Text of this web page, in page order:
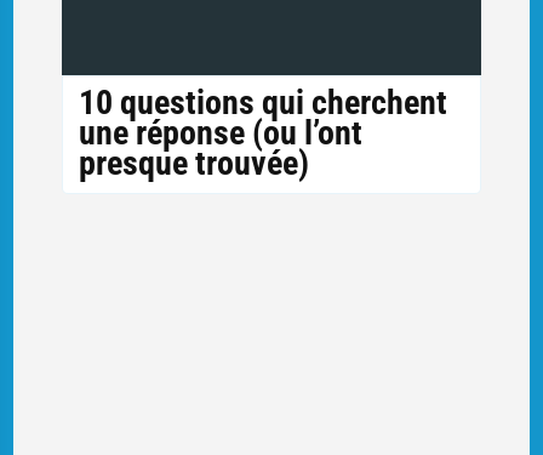
10 questions qui cherchent
une réponse (ou l’ont
presque trouvée)